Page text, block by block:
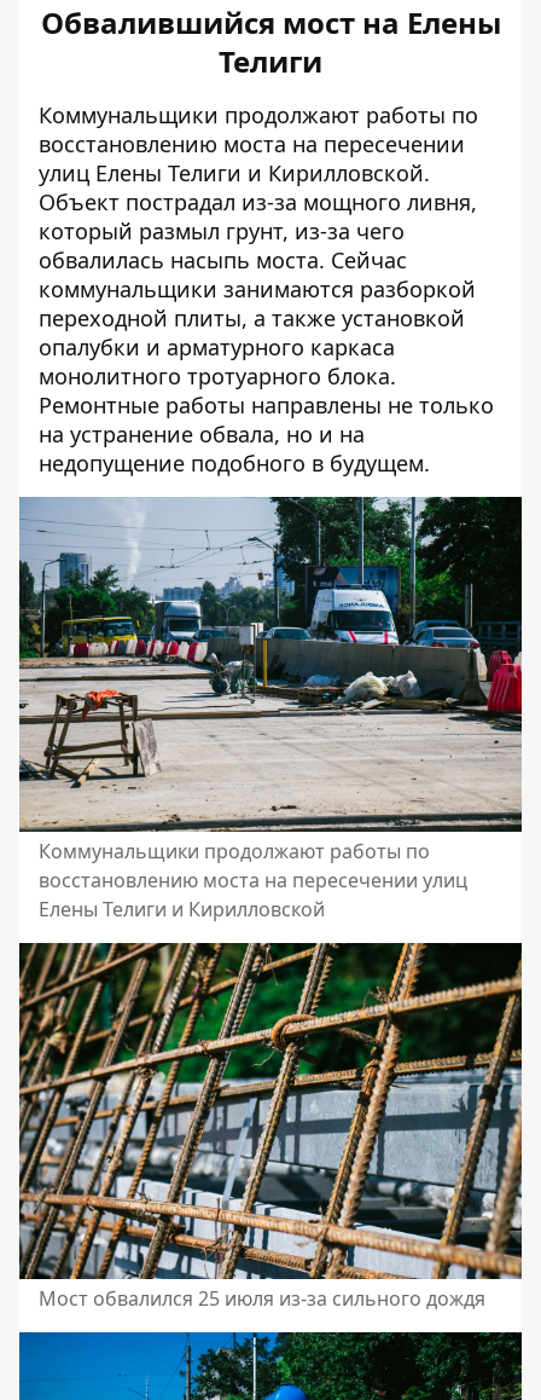
Обвалившийся мост на Елены
Телиги
Коммунальщики продолжают работы по
восстановлению моста на пересечении
улиц Елены Телиги и Кирилловской.
Объект пострадал из-за мощного ливня,
который размыл грунт, из-за чего
обвалилась насыпь моста. Сейчас
коммунальщики занимаются разборкой
переходной плиты, а также установкой
опалубки и арматурного каркаса
монолитного тротуарного блока.
Ремонтные работы направлены не только
на устранение обвала, но и на
недопущение подобного в будущем.
Коммунальщики продолжают работы по
восстановлению моста на пересечении улиц
Елены Телиги и Кирилловской
Мост обвалился 25 июля из-за сильного дождя